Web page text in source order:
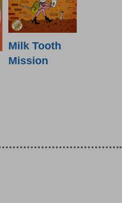
Milk Tooth
Mission